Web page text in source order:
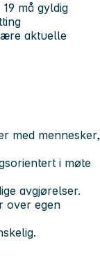
må gyldig
aktuelle
med mennesker,
i møte
avgjørelser.
over egen